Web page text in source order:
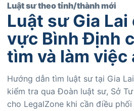
Luật sư theo tỉnh/thành mới
Luật sư Gia Lai
vực Bình Định
tìm và làm việc
Hướng dẫn tìm luật sư tại Gia
kiểm tra qua Đoàn luật sư, Sở
cho LegalZone khi cần điều